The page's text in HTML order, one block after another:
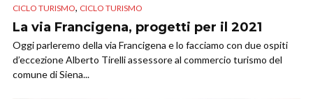
CICLO TURISMO, CICLO TURISMO
La via Francigena, progetti per il 2021
Oggi parleremo della via Francigena e lo facciamo con due ospiti
d’eccezione Alberto Tirelli assessore al commercio turismo del
comune di Siena...